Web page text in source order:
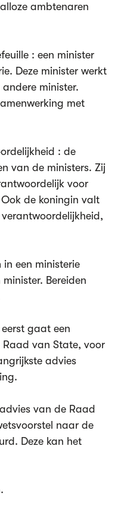
ambtenaren
: een minister
Deze minister werkt
minister.
met
: de
van de ministers. Zij
voor
de koningin valt
een ministerie
Bereiden
gaat een
van State, voor
advies
van de Raad
naar de
Deze kan het